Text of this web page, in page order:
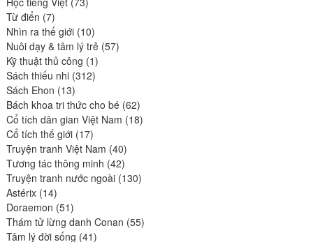
Từ điển 77
produits
Nhìn ra thế giới 1010
produits
Nuôi dạy & tâm lý trẻ 5757
Kỹ thuật thủ công 11
produit
Sách thiếu nhi 312312
Sách Ehon 1313
produits
Bách khoa tri thức cho bé 6262
produits
Cổ tích dân gian Việt Nam 1818
Cổ tích thế giới 1717
produits
Truyện tranh Việt Nam 4040
produits
Tương tác thông minh 4242
produits
Truyện tranh nước ngoài 130130
Astérix 1414
produits
Doraemon 5151
produits
Thám tử lừng danh Conan 5555
Tâm lý đời sống 4141